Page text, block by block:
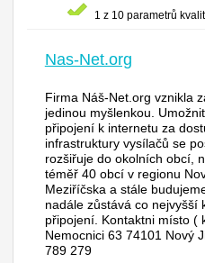
1 z 10 parametrů
Nas-Net.org
Firma Náš-Net.org vznikla
jedinou myšlenkou.
připojení k internetu za
infrastruktury vysílačů se
rozšiřuje do okolních obcí,
téměř 40 obcí v regionu
Meziříčska a stále
nadále zůstává co nejvyšší
připojení. Kontaktni místo (
Nemocnici 63 74101 Nový
789 279